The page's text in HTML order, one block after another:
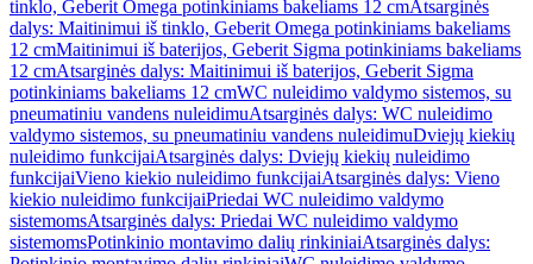
tinklo, Geberit Omega potinkiniams bakeliams 12 cmAtsarginės
dalys: Maitinimui iš tinklo, Geberit Omega potinkiniams bakeliams
12 cmMaitinimui iš baterijos, Geberit Sigma potinkiniams bakeliams
12 cmAtsarginės dalys: Maitinimui iš baterijos, Geberit Sigma
potinkiniams bakeliams 12 cmWC nuleidimo valdymo sistemos, su
pneumatiniu vandens nuleidimuAtsarginės dalys: WC nuleidimo
valdymo sistemos, su pneumatiniu vandens nuleidimuDviejų kiekių
nuleidimo funkcijaiAtsarginės dalys: Dviejų kiekių nuleidimo
funkcijaiVieno kiekio nuleidimo funkcijaiAtsarginės dalys: Vieno
kiekio nuleidimo funkcijaiPriedai WC nuleidimo valdymo
sistemomsAtsarginės dalys: Priedai WC nuleidimo valdymo
sistemomsPotinkinio montavimo dalių rinkiniaiAtsarginės dalys: